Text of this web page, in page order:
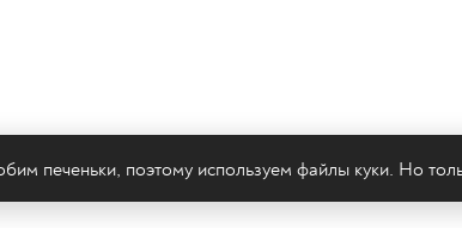
печеньки, поэтому используем файлы куки. Но